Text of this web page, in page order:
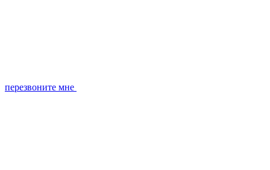
перезвоните мне